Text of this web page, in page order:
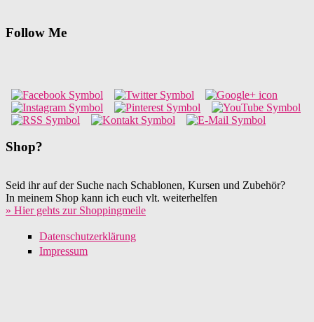
Follow Me
Shop?
Seid ihr auf der Suche nach Schablonen, Kursen und Zubehör?
In meinem Shop kann ich euch vlt. weiterhelfen
» Hier gehts zur Shoppingmeile
Datenschutzerklärung
Impressum